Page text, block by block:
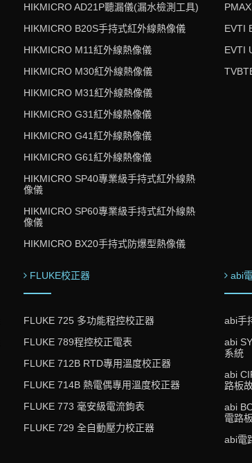
HIKMICRO AD21P聽漏儀(漏水檢測工具)
HIKMICRO B20S手持式紅外線熱像儀
HIKMICRO M11紅外線熱像儀
HIKMICRO M30紅外線熱像儀
HIKMICRO M31紅外線熱像儀
HIKMICRO G31紅外線熱像儀
HIKMICRO G41紅外線熱像儀
HIKMICRO G61紅外線熱像儀
HIKMICRO SP40專業級手持式紅外線熱
像儀
HIKMICRO SP60專業級手持式紅外線熱
像儀
HIKMICRO BX20手持式防爆型熱像儀
EVTI
EVTI
FLUKE校正器
FLUKE 725 多功能程控校正器
FLUKE 789程控校正電表
FLUKE 712B RTD專用溫度校正器
FLUKE 714B 熱電偶專用溫度校正器
FLUKE 773 毫安級電流鉤表
FLUKE 729 全自動壓力校正器
abi
abi手
abi
系統
abi
路板
abi
電路
abi電